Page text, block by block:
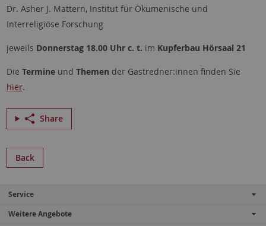
Dr. Asher J. Mattern, Institut für Ökumenische und
Interreligiöse Forschung
jeweils Donnerstag 18.00 Uhr c. t. im Kupferbau Hörsaal 21
Die Termineund Themen der Gastredner:innen finden Sie
hier.
Share
Back
Service
Weitere Angebote